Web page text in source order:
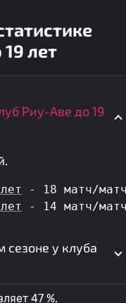
лет
Риу-Аве до 19
- 18 матч/
- 14 матч/
сезоне у клуба
47 %.